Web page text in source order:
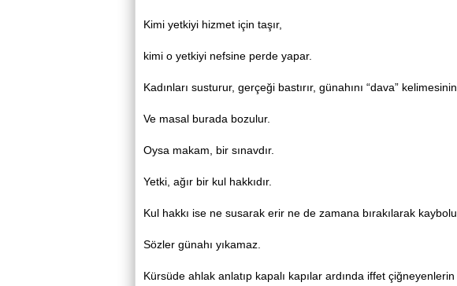
Kimi yetkiyi hizmet için taşır,
kimi o yetkiyi nefsine perde yapar.
Kadınları susturur, gerçeği bastırır, günahını “dava”
Ve masal burada bozulur.
Oysa makam, bir sınavdır.
Yetki, ağır bir kul hakkıdır.
Kul hakkı ise ne susarak erir ne de zamana bırakılarak
Sözler günahı yıkamaz.
Kürsüde ahlak anlatıp kapalı kapılar ardında iffet çiğneyenlerin